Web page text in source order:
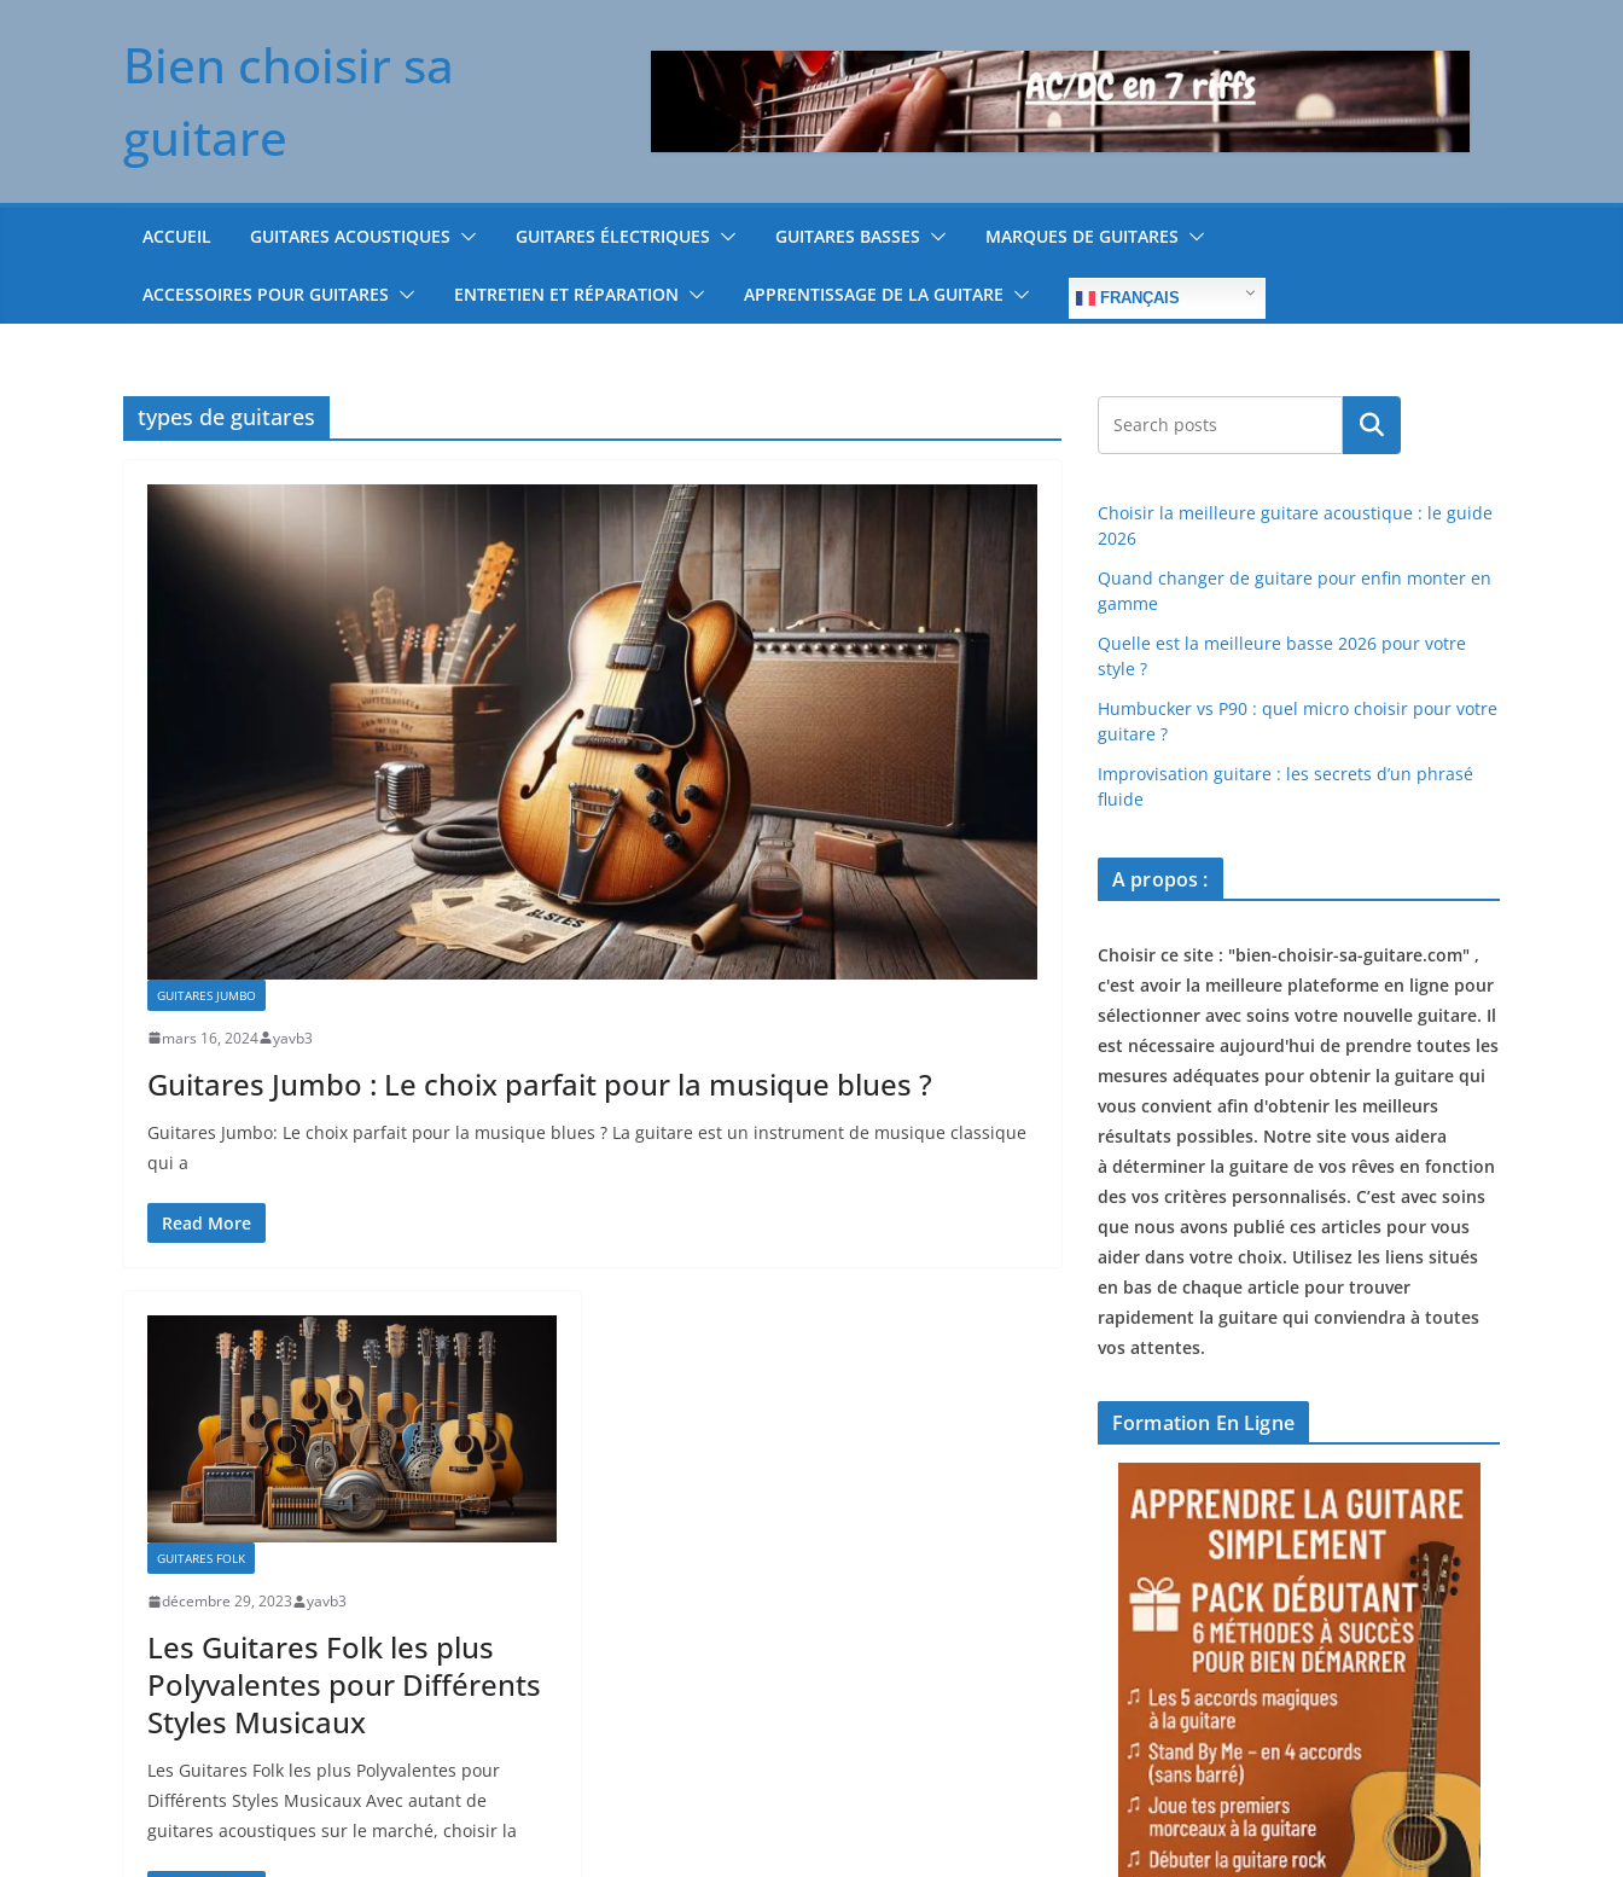
Bien choisir sa
guitare
ACCUEIL GUITARES ACOUSTIQUES GUITARES ÉLECTRIQUES GUITARES BASSES MARQUES DE GUITARES
ACCESSOIRES POUR GUITARES ENTRETIEN ET RÉPARATION APPRENTISSAGE DE LA GUITARE FRANÇAIS
types de guitares
GUITARES JUMBO
mars 16, 2024 yavb3
Guitares Jumbo : Le choix parfait pour la musique blues ?
Guitares Jumbo: Le choix parfait pour la musique blues ? La guitare est ​un instrument de musique classique
qui a
Read More
GUITARES FOLK
décembre 29, 2023 yavb3
Les Guitares Folk les plus
Polyvalentes pour Différents
Styles Musicaux
Les Guitares Folk les plus Polyvalentes pour
Différents⁤ Styles Musicaux Avec autant de
guitares acoustiques sur le marché, choisir​ la
Rechercher
Choisir la meilleure guitare acoustique : le guide
2026
Quand changer de guitare pour enfin monter en
gamme
Quelle est la meilleure basse 2026 pour votre
style ?
Humbucker vs P90 : quel micro choisir pour votre
guitare ?
Improvisation guitare : les secrets d’un phrasé
fluide
A propos :
Choisir ce site : "bien-choisir-sa-guitare.com" ,
c'est avoir la meilleure plateforme en ligne pour
sélectionner avec soins votre nouvelle guitare. Il
est nécessaire aujourd'hui de prendre toutes les
mesures adéquates pour obtenir la guitare qui
vous convient afin d'obtenir les meilleurs
résultats possibles. Notre site vous aidera
à déterminer la guitare de vos rêves en fonction
des vos critères personnalisés. C’est avec soins
que nous avons publié ces articles pour vous
aider dans votre choix. Utilisez les liens situés
en bas de chaque article pour trouver
rapidement la guitare qui conviendra à toutes
vos attentes.
Formation En Ligne